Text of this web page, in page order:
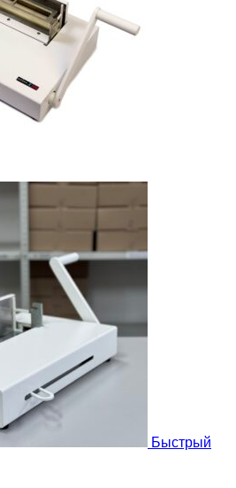
Быстрый